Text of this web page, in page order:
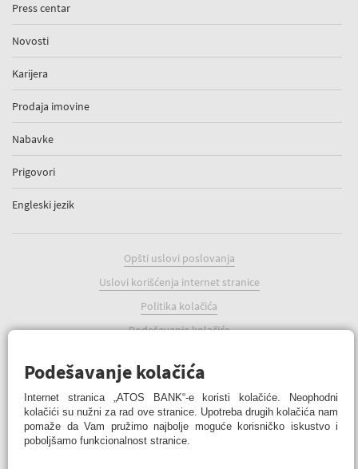
Press centar
Novosti
Karijera
Prodaja imovine
Nabavke
Prigovori
Engleski jezik
Opšti uslovi poslovanja
Uslovi korišćenja internet stranice
Politika kolačića
Podešavanje kolačića
ATOS BANK Online
Podešavanje kolačića
Internet stranica „ATOS BANK“-e koristi kolačiće. Neophodni
kolačići su nužni za rad ove stranice. Upotreba drugih kolačića nam
pomaže da Vam pružimo najbolje moguće korisničko iskustvo i
poboljšamo funkcionalnost stranice.